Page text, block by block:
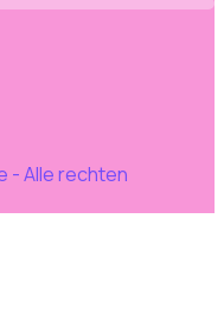
- Alle rechten